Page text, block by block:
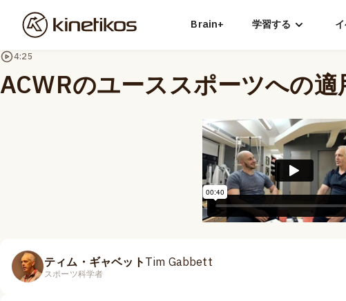
Brain+ 学習する
4:25
ACWRのユーススポーツへの適
ティム・ギャベットTim Gabbett
スポーツ科学者